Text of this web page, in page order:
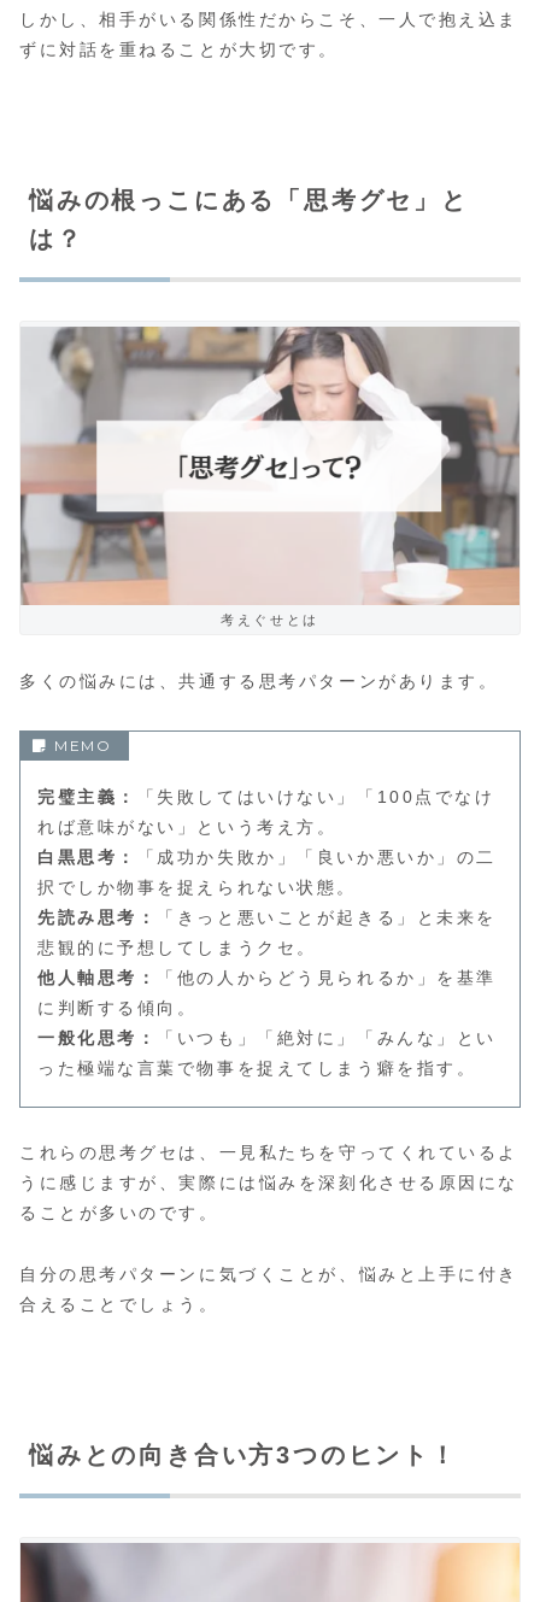
しかし、相手がいる関係性だからこそ、一人で抱え込ま
ずに対話を重ねることが大切です。
悩みの根っこにある「思考グセ」と
は？
考えぐせとは
多くの悩みには、共通する思考パターンがあります。
完璧主義：
「失敗してはいけない」「100点でなけ
れば意味がない」という考え方。
白黒思考：
「成功か失敗か」「良いか悪いか」の二
択でしか物事を捉えられない状態。
先読み思考：
「きっと悪いことが起きる」と未来を
悲観的に予想してしまうクセ。
他人軸思考：
「他の人からどう見られるか」を基準
に判断する傾向。
一般化思考：
「いつも」「絶対に」「みんな」とい
った極端な言葉で物事を捉えてしまう癖を指す。
これらの思考グセは、一見私たちを守ってくれているよ
うに感じますが、実際には悩みを深刻化させる原因にな
ることが多いのです。
自分の思考パターンに気づくことが、悩みと上手に付き
合えることでしょう。
悩みとの向き合い方3つのヒント！